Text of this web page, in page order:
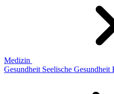
Medizin
Gesundheit Seelische Gesundheit